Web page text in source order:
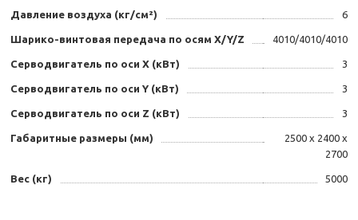
Давление воздуха (кг/см²) 6
Шарико-винтовая передача по осям X/Y/Z 4010/4010/4010
Серводвигатель по оси X (кВт) 3
Серводвигатель по оси Y (кВт) 3
Серводвигатель по оси Z (кВт) 3
Габаритные размеры (мм)
2500 х 2400 х
2700
Вес (кг) 5000